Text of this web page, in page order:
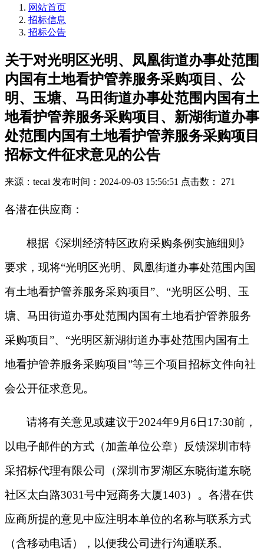
网站首页
招标信息
招标公告
关于对光明区光明、凤凰街道办事处范围
内国有土地看护管养服务采购项目、公
明、玉塘、马田街道办事处范围内国有土
地看护管养服务采购项目、新湖街道办事
处范围内国有土地看护管养服务采购项目
招标文件征求意见的公告
来源：tecai 发布时间：2024-09-03 15:56:51 点击数： 271
各潜在供应商：
根据《深圳经济特区政府采购条例实施细则》
要求，现将“光明区光明、凤凰街道办事处范围内国
有土地看护管养服务采购项目”、“光明区公明、玉
塘、马田街道办事处范围内国有土地看护管养服务
采购项目”、“光明区新湖街道办事处范围内国有土
地看护管养服务采购项目”等三个项目招标文件向社
会公开征求意见。
请将有关意见或建议于2024年9月6日17:30前，
以电子邮件的方式（加盖单位公章）反馈深圳市特
采招标代理有限公司（深圳市罗湖区东晓街道东晓
社区太白路3031号中冠商务大厦1403）。各潜在供
应商所提的意见中应注明本单位的名称与联系方式
（含移动电话），以便我公司进行沟通联系。